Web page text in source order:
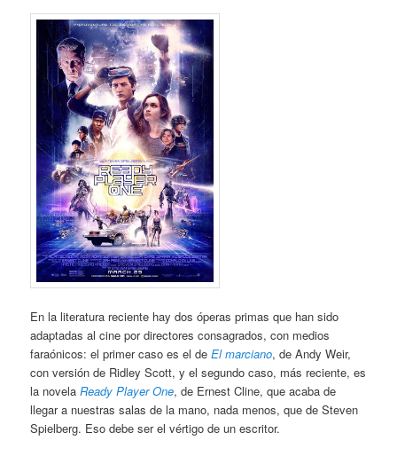
En la literatura reciente hay dos óperas primas que han sido
adaptadas al cine por directores consagrados, con medios
faraónicos: el primer caso es el deEl marciano, de Andy Weir,
con versión de Ridley Scott, y el segundo caso, más reciente, es
la novelaReady Player One, de Ernest Cline, que acaba de
llegar a nuestras salas de la mano, nada menos, que de Steven
Spielberg. Eso debe ser el vértigo de un escritor.